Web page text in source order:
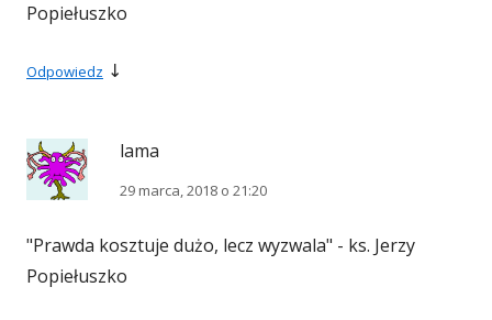
Popiełuszko
Odpowiedz ↓
lama
29 marca, 2018 o 21:20
"Prawda kosztuje dużo, lecz wyzwala" - ks. Jerzy
Popiełuszko